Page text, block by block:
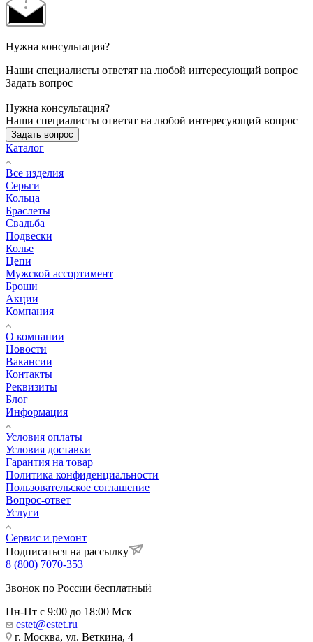
Нужна консультация?
Наши специалисты ответят на любой интересующий вопрос
Задать вопрос
Нужна консультация?
Наши специалисты ответят на любой интересующий вопрос
Задать вопрос
Каталог
Все изделия
Серьги
Кольца
Браслеты
Свадьба
Подвески
Колье
Цепи
Мужской ассортимент
Броши
Акции
Компания
О компании
Новости
Вакансии
Контакты
Реквизиты
Блог
Информация
Условия оплаты
Условия доставки
Гарантия на товар
Политика конфиденциальности
Пользовательское соглашение
Вопрос-ответ
Услуги
Сервис и ремонт
Подписаться на рассылку
8 (800) 7070-353
Звонок по России бесплатный
Пн-Пт с 9:00 до 18:00 Мск
estet@estet.ru
г. Москва, ул. Веткина, 4